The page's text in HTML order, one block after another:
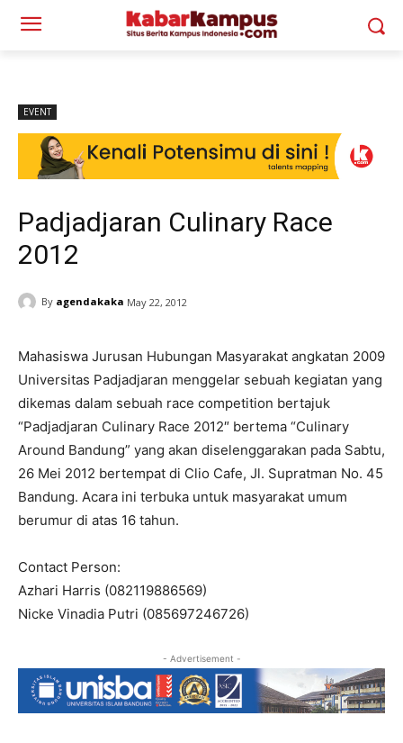
EVENT
Padjadjaran Culinary Race
2012
By agendakaka May 22, 2012
Mahasiswa Jurusan Hubungan Masyarakat angkatan 2009
Universitas Padjadjaran menggelar sebuah kegiatan yang
dikemas dalam sebuah race competition bertajuk
“Padjadjaran Culinary Race 2012″ bertema “Culinary
Around Bandung” yang akan diselenggarakan pada Sabtu,
26 Mei 2012 bertempat di Clio Cafe, Jl. Supratman No. 45
Bandung. Acara ini terbuka untuk masyarakat umum
berumur di atas 16 tahun.
Contact Person:
Azhari Harris (082119886569)
Nicke Vinadia Putri (085697246726)
- Advertisement -